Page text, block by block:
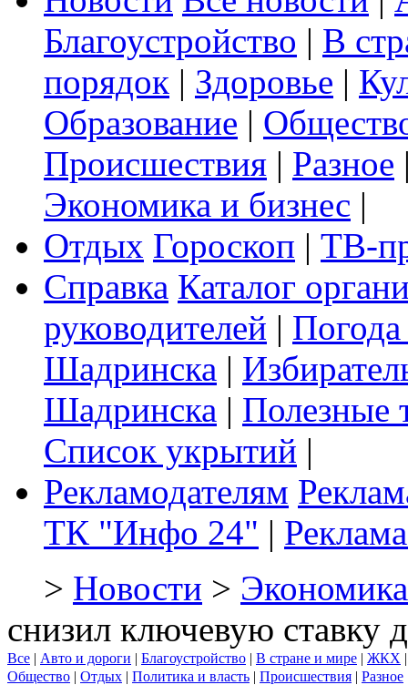
Благоустройство | В
порядок | Здоровье |
Образование |
Происшествия | Разное
Экономика и бизнес |
Отдых Гороскоп | ТВ-
Справка Каталог
руководителей |
Шадринска |
Шадринска | Полезные
Список укрытий |
Рекламодателям
ТК "Инфо 24" |
> Новости >
снизил ключевую ставку
Все | Авто и дороги | Благоустройство | В стране и мире | ЖКХ
Общество | Отдых | Политика и власть | Происшествия | Разное